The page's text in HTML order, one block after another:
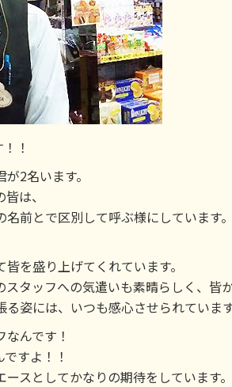
！
2名います。
は、
前とで区別して呼ぶ様にしています。
を盛り上げてくれています。
タッフへの気遣いも素晴らしく、皆
姿には、いつも感心させられています
んです！
すよ！！
スとしてかなりの期待をしています。